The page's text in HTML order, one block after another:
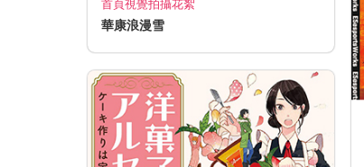
首頁視覺拍攝花絮
華康浪漫雪